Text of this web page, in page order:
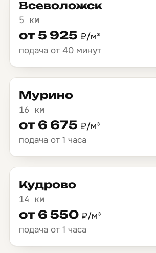
Всеволожск
5 км
от 5 925 ₽/м³
подача от 40 минут
Мурино
16 км
от 6 675 ₽/м³
подача от 1 часа
Кудрово
14 км
от 6 550 ₽/м³
подача от 1 часа